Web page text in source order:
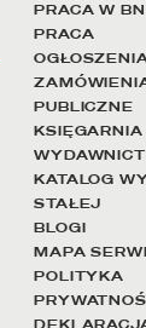
PRACA W BN
PRACA
PUBLICZNE
KSIĘGARNIA
KATALOG
STAŁEJ
BLOGI
MAPA
POLITYKA